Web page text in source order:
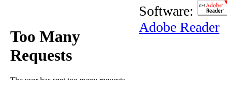
Software:
Adobe Reader